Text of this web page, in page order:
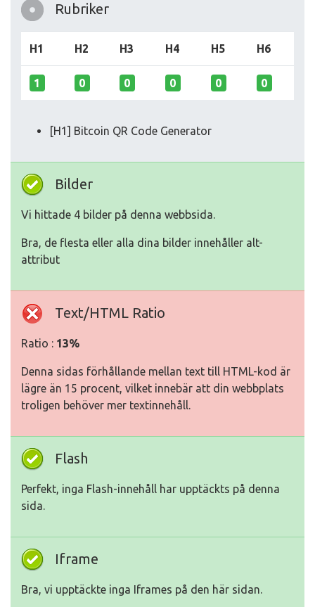
Rubriker
H1 H2 H3 H4 H5 H6
1 0 0 0 0 0
[H1] Bitcoin QR Code Generator
Bilder
Vi hittade 4 bilder på denna webbsida.
Bra, de flesta eller alla dina bilder innehåller alt-
attribut
Text/HTML Ratio
Ratio : 13%
Denna sidas förhållande mellan text till HTML-kod är
lägre än 15 procent, vilket innebär att din webbplats
troligen behöver mer textinnehåll.
Flash
Perfekt, inga Flash-innehåll har upptäckts på denna
sida.
Iframe
Bra, vi upptäckte inga Iframes på den här sidan.